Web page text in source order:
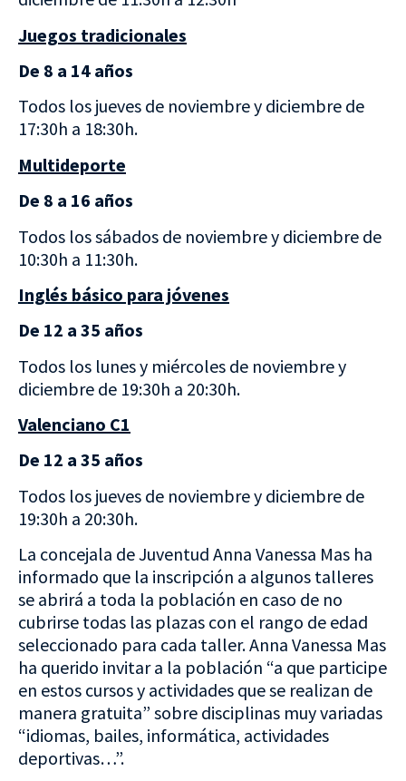
Juegos tradicionales
De 8 a 14 años
Todos los jueves de noviembre y diciembre de
17:30h a 18:30h.
Multideporte
De 8 a 16 años
Todos los sábados de noviembre y diciembre de
10:30h a 11:30h.
Inglés básico para jóvenes
De 12 a 35 años
Todos los lunes y miércoles de noviembre y
diciembre de 19:30h a 20:30h.
Valenciano C1
De 12 a 35 años
Todos los jueves de noviembre y diciembre de
19:30h a 20:30h.
La concejala de Juventud Anna Vanessa Mas ha
informado que la inscripción a algunos talleres
se abrirá a toda la población en caso de no
cubrirse todas las plazas con el rango de edad
seleccionado para cada taller. Anna Vanessa Mas
ha querido invitar a la población “a que participe
en estos cursos y actividades que se realizan de
manera gratuita” sobre disciplinas muy variadas
“idiomas, bailes, informática, actividades
deportivas…”.